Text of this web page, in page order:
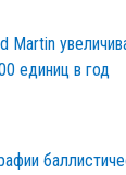
Martin
единиц в год